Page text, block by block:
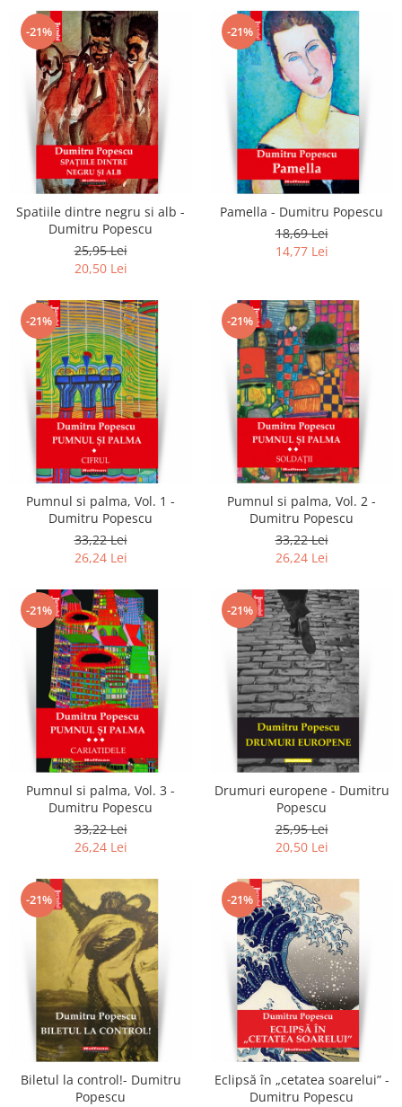
-21%
Spatiile dintre negru si alb -
Dumitru Popescu
25,95 Lei
20,50 Lei
-21%
Pamella - Dumitru Popescu
18,69 Lei
14,77 Lei
-21%
Pumnul si palma, Vol. 1 -
Dumitru Popescu
33,22 Lei
26,24 Lei
-21%
Pumnul si palma, Vol. 2 -
Dumitru Popescu
33,22 Lei
26,24 Lei
-21%
Pumnul si palma, Vol. 3 -
Dumitru Popescu
33,22 Lei
26,24 Lei
-21%
Drumuri europene - Dumitru
Popescu
25,95 Lei
20,50 Lei
-21%
Biletul la control!- Dumitru
Popescu
-21%
Eclipsă în „cetatea soarelui” -
Dumitru Popescu